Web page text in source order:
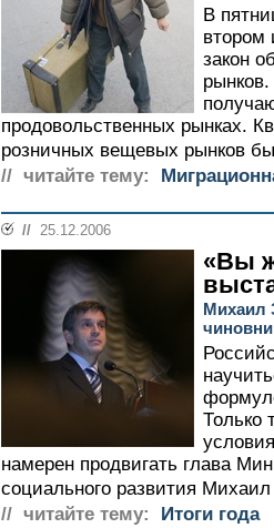
В
втором
закон
продовольственных рынках.
розничных вещевых рынков
// читайте тему:
// 25.12.2006
«Вы
Михаил
Только
намерен продвигать глава
социального развития
// читайте тему:
Итоги года